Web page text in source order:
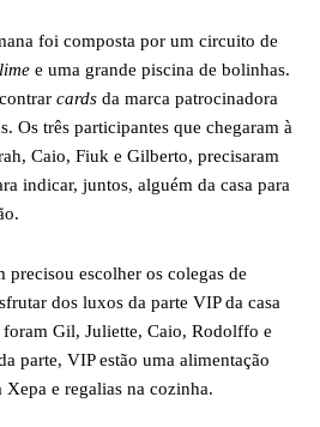
foi composta por um circuito de
e uma grande piscina de bolinhas.
cards da marca patrocinadora
Os três participantes que chegaram à
Caio, Fiuk e Gilberto, precisaram
indicar, juntos, alguém da casa para
precisou escolher os colegas de
dos luxos da parte VIP da casa
Gil, Juliette, Caio, Rodolffo e
parte, VIP estão uma alimentação
e regalias na cozinha.